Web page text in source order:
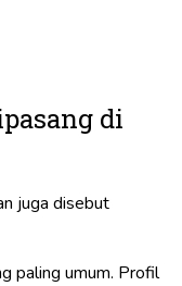
di
juga disebut
paling umum. Profil